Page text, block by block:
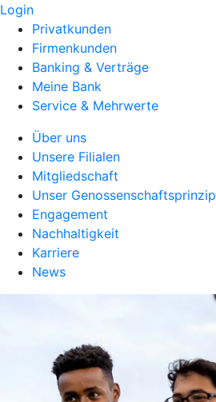
Login
Privatkunden
Firmenkunden
Banking & Verträge
Meine Bank
Service & Mehrwerte
Über uns
Unsere Filialen
Mitgliedschaft
Unser Genossenschaftsprinzip
Engagement
Nachhaltigkeit
Karriere
News